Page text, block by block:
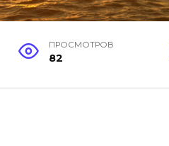
ПРОСМОТРОВ
82